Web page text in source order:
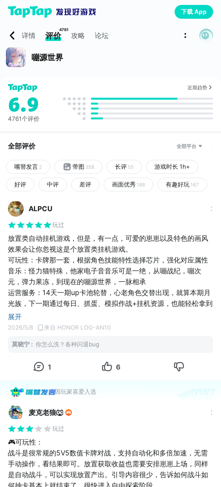
下载 App
详情 评价
4761
攻略 论坛
嘣源世界
近期趋势
6.9
4761个评价
全部评价 全部平台
嘴替发言 2 带图 358 长评 55 游戏时长 1h+
好评 中评 差评 画面优秀 188 有趣好玩 167
ALPCU
玩过
放置类自动挂机游戏，但是，有一点，可爱的崽崽以及特色的画风
效果会让你忽视这是个放置类挂机游戏。
可玩性：卡牌那一套，根据角色技能特性选择芯片，强化对应属性
音乐：怪力猫特殊，他家电子音音乐可是一绝，从嘣战纪，嘣次
元，弹力果冻，到现在的嘣源世界，一脉相承
运营服务：14天一期up卡池轮替，心老角色交替出现，就算本期月
光族，下一期通过每日、抓蛋、模拟作战+挂机资源，也能轻松拿到
80抽保底，160抽也差不多能拿到，良心大大滴好
展开
2026/5/8 来自 HONOR LOG-AN10
莫晓宁 : 你怎么洗？各种闪退bug
1 6
因玩家喜爱入选
麦克老狼🐺
玩过
🎮可玩性：
战斗是很常规的5V5数值卡牌对战，支持自动化和多倍加速，无需
手动操作，看结果即可。放置获取收益也需要安排崽崽上场，同样
是自动战斗，可以实现放置产出。引导内容很少，告诉如何战斗如
何抽卡基本上就结束了，很快进入自由探索阶段。